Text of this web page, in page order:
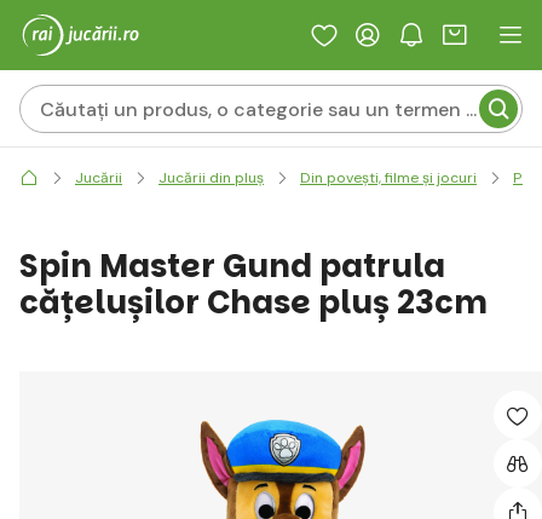
Jucării Jucării din pluș Din povești, filme și jocuri
Spin Master Gund patrula
cățelușilor Chase pluș 23cm